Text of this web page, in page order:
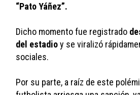
“Pato Yáñez”.
Dicho momento fue registrado
del estadio y se viralizó
sociales.
Por su parte, a raíz de este